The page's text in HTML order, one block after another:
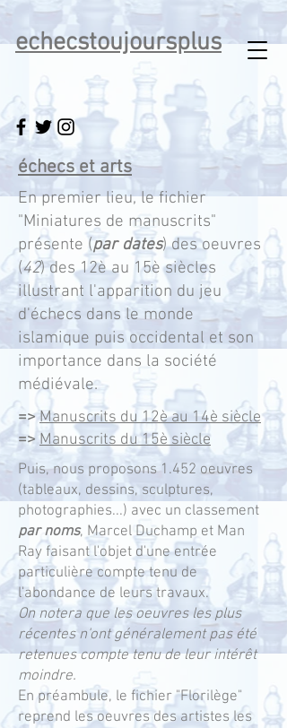
echecstoujoursplus
échecs et arts
En premier lieu, le fichier
"Miniatures de manuscrits"
présente (par dates) des oeuvres
(42) des 12è au 15è siècles
illustrant l'apparition du jeu
d'échecs dans le monde
islamique puis occidental et son
importance dans la société
médiévale.
=>Manuscrits du 12è au 14è siècle
=> Manuscrits du 15è siècle
Puis, nous proposons 1.452 oeuvres
(tableaux, dessins, sculptures,
photographies...) avec un classement
par noms, Marcel Duchamp et Man
Ray faisant l'objet d'une entrée
particulière compte tenu de
l'abondance de leurs travaux.
On notera que les oeuvres les plus
récentes n'ont généralement pas été
retenues compte tenu de leur intérêt
moindre.
En préambule, le fichier "Florilège"
reprend les oeuvres des artistes les